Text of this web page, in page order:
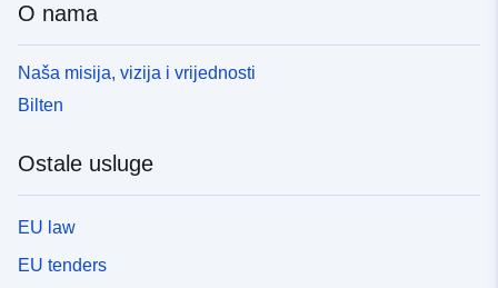
O nama
Naša misija, vizija i vrijednosti
Bilten
Ostale usluge
EU law
EU tenders